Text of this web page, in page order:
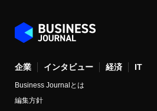
企業 インタビュー 経済 IT
Business Journalとは
編集方針